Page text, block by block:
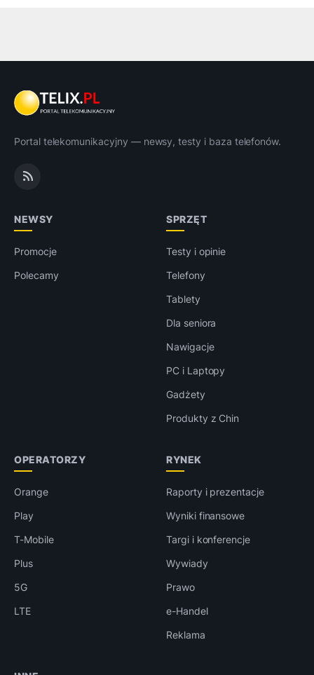
Portal telekomunikacyjny — newsy, testy i baza telefonów.
NEWSY
Promocje
Polecamy
SPRZĘT
Testy i opinie
Telefony
Tablety
Dla seniora
Nawigacje
PC i Laptopy
Gadżety
Produkty z Chin
OPERATORZY
Orange
Play
T-Mobile
Plus
5G
LTE
RYNEK
Raporty i prezentacje
Wyniki finansowe
Targi i konferencje
Wywiady
Prawo
e-Handel
Reklama